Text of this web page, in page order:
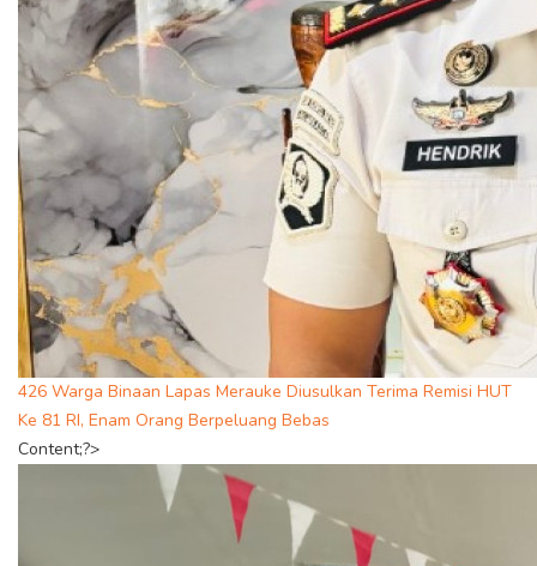
426 Warga Binaan Lapas Merauke Diusulkan Terima Remisi HUT
Ke 81 RI, Enam Orang Berpeluang Bebas
Content;?>